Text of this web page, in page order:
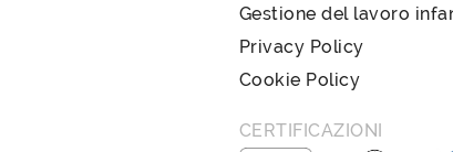
Gestione del lavoro
Privacy Policy
Cookie Policy
CERTIFICAZIONI